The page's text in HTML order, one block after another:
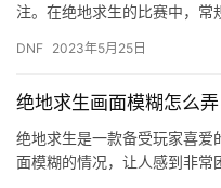
注。在绝地求生的比赛中，
赛的积分…
DNF 2023年5月25日
绝地求生画面模糊怎么弄
绝地求生是一款备受玩家喜爱
面模糊的情况，让人感到非常